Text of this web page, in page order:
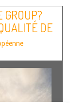
HDR en
de
conférences
GROUP?
DE
QUE